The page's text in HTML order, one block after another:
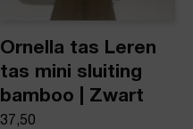
Ornella tas Leren
tas mini sluiting
bamboo | Zwart
37,50